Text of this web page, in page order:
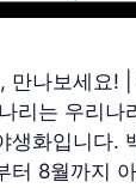
만나보세요!
리는 우리나
생화입니다.
터 8월까지